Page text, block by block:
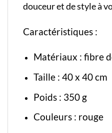
douceur et de style à
Caractéristiques :
Matériaux : fibre
Taille : 40 x 40 cm
Poids : 350 g
Couleurs : rouge